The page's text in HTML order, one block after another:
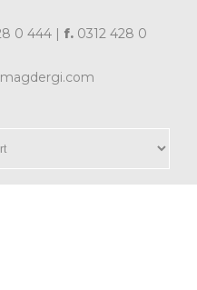
0 444 | f. 0312 428 0